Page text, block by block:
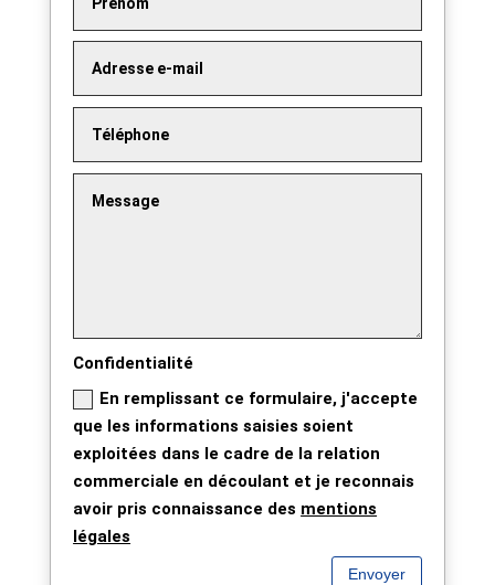
Confidentialité
En remplissant ce formulaire, j'accepte
que les informations saisies soient
exploitées dans le cadre de la relation
commerciale en découlant et je reconnais
avoir pris connaissance des mentions
légales
Envoyer